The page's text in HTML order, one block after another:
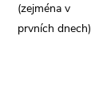
(zejména v
prvních dnech)